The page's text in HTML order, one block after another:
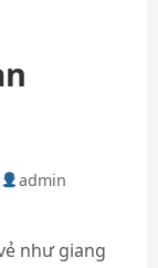
admin
như giang